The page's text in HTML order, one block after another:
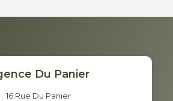
Du Panier
16 Rue Du Panier